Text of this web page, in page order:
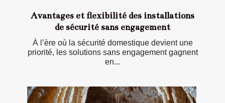
Avantages et flexibilité des installations
de sécurité sans engagement
À l’ère où la sécurité domestique devient une
priorité, les solutions sans engagement gagnent
en...